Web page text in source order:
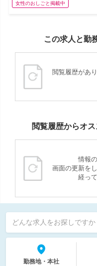
女性のおしごと掲載中
この求人と勤
閲覧履歴があ
閲覧履歴からオ
情報
画面の更新を
経っ
どんな求人をお探しですか
勤務地・本社